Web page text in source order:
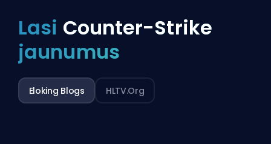
Lasi Counter-Strike
jaunumus
Eloking Blogs HLTV.org